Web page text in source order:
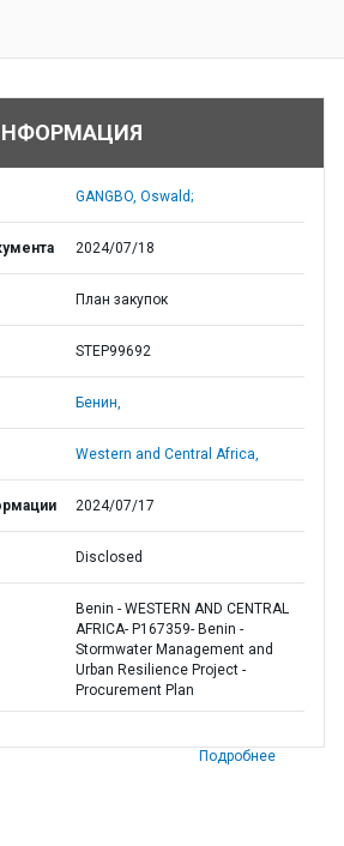
GANGBO, Oswald;
2024/07/18
План закупок
STEP99692
Бенин,
Western and Central Africa,
2024/07/17
Disclosed
Benin - WESTERN AND CENTRAL
AFRICA- P167359- Benin -
Stormwater Management and
Urban Resilience Project -
Procurement Plan
Подробнее